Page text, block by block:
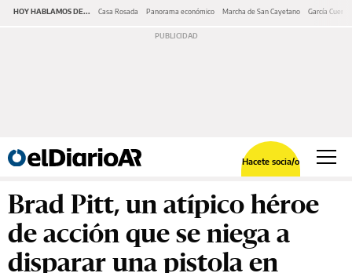
HOY HABLAMOS DE... Casa Rosada Panorama económico Marcha de San Cayetano García Cuerva
Hacete socia/o
Brad Pitt, un atípico héroe
de acción que se niega a
disparar una pistola en